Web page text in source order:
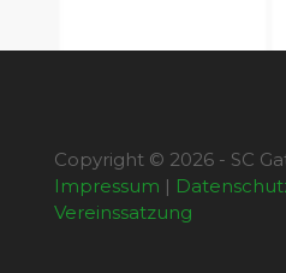
Copyright © 2026 - SC
Impressum |
Vereinssatzung